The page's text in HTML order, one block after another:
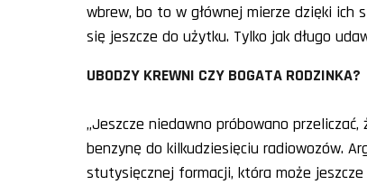
wbrew, bo to w głównej mierze dzięki ich
się jeszcze do użytku. Tylko jak długo
UBODZY KREWNI CZY BOGATA RODZINKA?
„Jeszcze niedawno próbowano
benzynę do kilkudziesięciu radiowozów.
stutysięcznej formacji, która może